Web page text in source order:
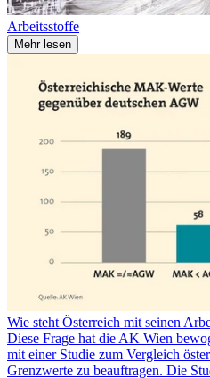
Arbeitsstoffe
Mehr lesen
Wie steht Österreich mit seinen
Diese Frage hat die AK Wien
mit einer Studie zum Vergleich
Grenzwerte zu beauftragen. Die